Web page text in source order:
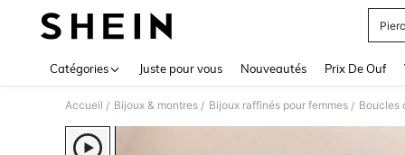
Catégories Juste pour vous Nouveautés Prix De Ouf
Accueil / Bijoux & montres / Bijoux raffinés pour femmes / Boucles